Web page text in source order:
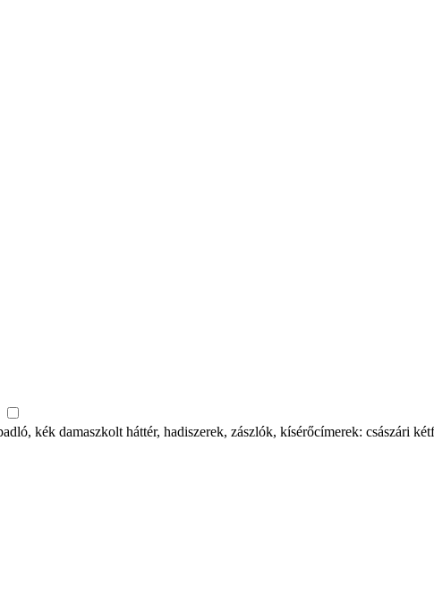
kék damaszkolt háttér, hadiszerek, zászlók, kísérőcímerek: császári